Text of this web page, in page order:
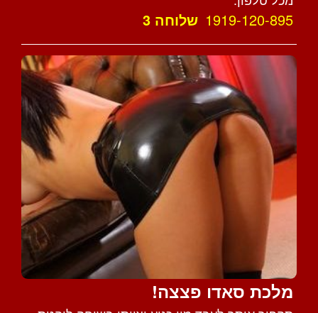
1919-120-895 שלוחה 3
מלכת סאדו פצצה!